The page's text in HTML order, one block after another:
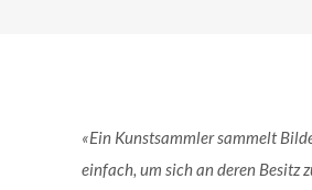
«Ein Kunstsammler sammelt
einfach, um sich an deren Besitz